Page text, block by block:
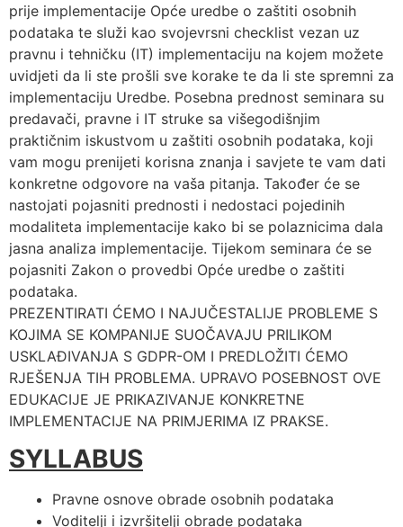
prije implementacije Opće uredbe o zaštiti osobnih
podataka te služi kao svojevrsni checklist vezan uz
pravnu i tehničku (IT) implementaciju na kojem možete
uvidjeti da li ste prošli sve korake te da li ste spremni za
implementaciju Uredbe. Posebna prednost seminara su
predavači, pravne i IT struke sa višegodišnjim
praktičnim iskustvom u zaštiti osobnih podataka, koji
vam mogu prenijeti korisna znanja i savjete te vam dati
konkretne odgovore na vaša pitanja. Također će se
nastojati pojasniti prednosti i nedostaci pojedinih
modaliteta implementacije kako bi se polaznicima dala
jasna analiza implementacije. Tijekom seminara će se
pojasniti Zakon o provedbi Opće uredbe o zaštiti
podataka.
PREZENTIRATI ĆEMO I NAJUČESTALIJE PROBLEME S
KOJIMA SE KOMPANIJE SUOČAVAJU PRILIKOM
USKLAĐIVANJA S GDPR-OM I PREDLOŽITI ĆEMO
RJEŠENJA TIH PROBLEMA. UPRAVO POSEBNOST OVE
EDUKACIJE JE PRIKAZIVANJE KONKRETNE
IMPLEMENTACIJE NA PRIMJERIMA IZ PRAKSE.
SYLLABUS
Pravne osnove obrade osobnih podataka
Voditelji i izvršitelji obrade podataka